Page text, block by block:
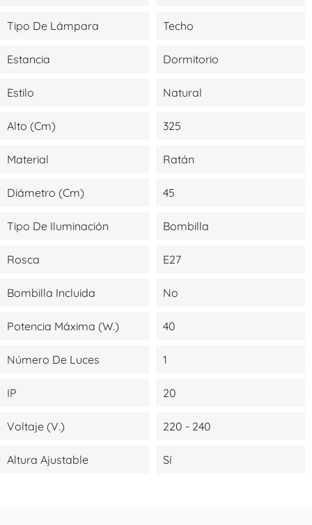
Tipo De Lámpara Techo
Estancia Dormitorio
Estilo Natural
Alto (cm) 325
Material Ratán
Diámetro (cm) 45
Tipo De Iluminación Bombilla
Rosca E27
Bombilla Incluida No
Potencia Máxima (W.) 40
Número De Luces 1
IP 20
Voltaje (V.) 220 - 240
Altura Ajustable Sí